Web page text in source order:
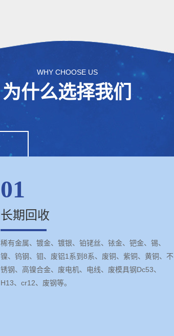
WHY CHOOSE US
为什么选择我们
01
长期回收
稀有金属、镀金、镀银、铂铑丝、铱金、钯金、锡、
镍、钨钢、钼、废铝1系到8系、废铜、紫铜、黄铜、不
锈钢、高镍合金、废电机、电线、废模具钢Dc53、
H13、cr12、废钢等。